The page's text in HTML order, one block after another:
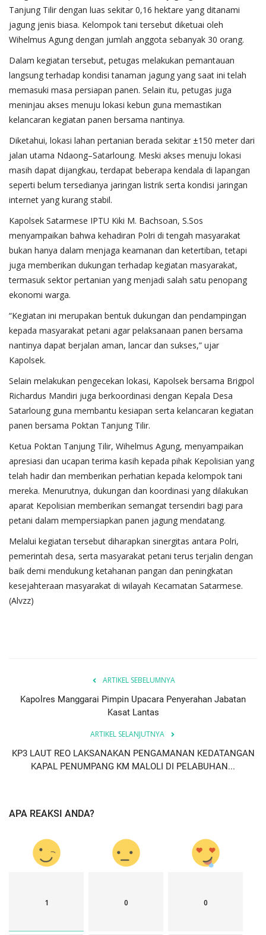
Tanjung Tilir dengan luas sekitar 0,16 hektare yang ditanami
jagung jenis biasa. Kelompok tani tersebut diketuai oleh
Wihelmus Agung dengan jumlah anggota sebanyak 30 orang.
Dalam kegiatan tersebut, petugas melakukan pemantauan
langsung terhadap kondisi tanaman jagung yang saat ini telah
memasuki masa persiapan panen. Selain itu, petugas juga
meninjau akses menuju lokasi kebun guna memastikan
kelancaran kegiatan panen bersama nantinya.
Diketahui, lokasi lahan pertanian berada sekitar ±150 meter dari
jalan utama Ndaong–Satarloung. Meski akses menuju lokasi
masih dapat dijangkau, terdapat beberapa kendala di lapangan
seperti belum tersedianya jaringan listrik serta kondisi jaringan
internet yang kurang stabil.
Kapolsek Satarmese IPTU Kiki M. Bachsoan, S.Sos
menyampaikan bahwa kehadiran Polri di tengah masyarakat
bukan hanya dalam menjaga keamanan dan ketertiban, tetapi
juga memberikan dukungan terhadap kegiatan masyarakat,
termasuk sektor pertanian yang menjadi salah satu penopang
ekonomi warga.
“Kegiatan ini merupakan bentuk dukungan dan pendampingan
kepada masyarakat petani agar pelaksanaan panen bersama
nantinya dapat berjalan aman, lancar dan sukses,” ujar
Kapolsek.
Selain melakukan pengecekan lokasi, Kapolsek bersama Brigpol
Richardus Mandiri juga berkoordinasi dengan Kepala Desa
Satarloung guna membantu kesiapan serta kelancaran kegiatan
panen bersama Poktan Tanjung Tilir.
Ketua Poktan Tanjung Tilir, Wihelmus Agung, menyampaikan
apresiasi dan ucapan terima kasih kepada pihak Kepolisian yang
telah hadir dan memberikan perhatian kepada kelompok tani
mereka. Menurutnya, dukungan dan koordinasi yang dilakukan
aparat Kepolisian memberikan semangat tersendiri bagi para
petani dalam mempersiapkan panen jagung mendatang.
Melalui kegiatan tersebut diharapkan sinergitas antara Polri,
pemerintah desa, serta masyarakat petani terus terjalin dengan
baik demi mendukung ketahanan pangan dan peningkatan
kesejahteraan masyarakat di wilayah Kecamatan Satarmese.
(Alvzz)
ARTIKEL SEBELUMNYA
Kapolres Manggarai Pimpin Upacara Penyerahan Jabatan
Kasat Lantas
ARTIKEL SELANJUTNYA
KP3 LAUT REO LAKSANAKAN PENGAMANAN KEDATANGAN
KAPAL PENUMPANG KM MALOLI DI PELABUHAN...
APA REAKSI ANDA?
1 0 0